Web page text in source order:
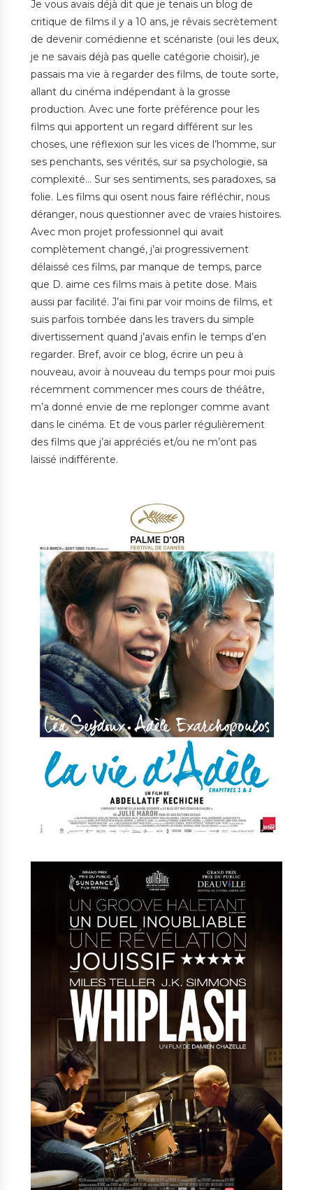
Je vous avais déjà dit que je tenais un blog de
critique de films il y a 10 ans, je rêvais secrètement
de devenir comédienne et scénariste (oui les deux,
je ne savais déjà pas quelle catégorie choisir), je
passais ma vie à regarder des films, de toute sorte,
allant du cinéma indépendant à la grosse
production. Avec une forte préférence pour les
films qui apportent un regard différent sur les
choses, une réflexion sur les vices de l’homme, sur
ses penchants, ses vérités, sur sa psychologie, sa
complexité… Sur ses sentiments, ses paradoxes, sa
folie. Les films qui osent nous faire réfléchir, nous
déranger, nous questionner avec de vraies histoires.
Avec mon projet professionnel qui avait
complètement changé, j’ai progressivement
délaissé ces films, par manque de temps, parce
que D. aime ces films mais à petite dose. Mais
aussi par facilité. J’ai fini par voir moins de films, et
suis parfois tombée dans les travers du simple
divertissement quand j’avais enfin le temps d’en
regarder. Bref, avoir ce blog, écrire un peu à
nouveau, avoir à nouveau du temps pour moi puis
récemment commencer mes cours de théâtre,
m’a donné envie de me replonger comme avant
dans le cinéma. Et de vous parler régulièrement
des films que j’ai appréciés et/ou ne m’ont pas
laissé indifférente.